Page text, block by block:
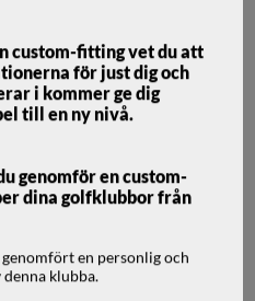
till längre och rakare slag.
prissänkning:7399 kr
Leveranstid 2+ veckor
custom-fitting vet du att
för just dig och
i kommer ge dig
till en ny nivå.
genomför en custom-
dina golfklubbor från
en personlig och
klubba.